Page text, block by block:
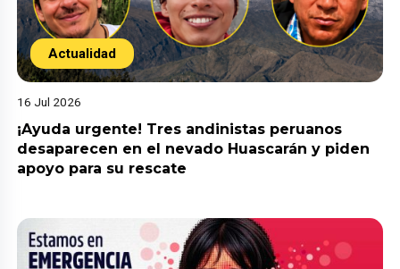
Actualidad
16 Jul 2026
¡Ayuda urgente! Tres andinistas peruanos
desaparecen en el nevado Huascarán y piden
apoyo para su rescate